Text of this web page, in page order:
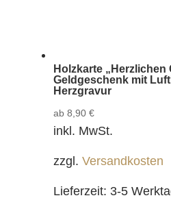
Holzkarte
Geldgeschenk mit
Herzgravur
ab 8,90 €
inkl. MwSt.
zzgl. Versandkosten
Lieferzeit: 3-5